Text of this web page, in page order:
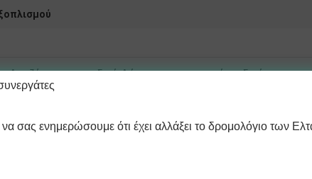
Προχωρημένη Αναζήτηση Διαγράμματα
σας ενημερώσουμε ότι έχει αλλάξει το δρομολόγιο των